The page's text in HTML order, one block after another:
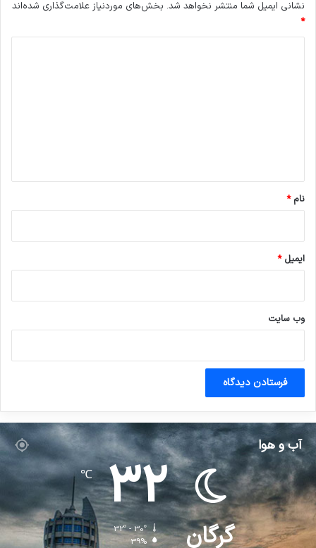
نشانی ایمیل شما منتشر نخواهد شد. بخش‌های موردنیاز علامت‌گذاری شده‌اند
*
نام*
ایمیل*
وب‌ سایت
آب و هوا
گرگان
32
℃
32º - 30º
39%